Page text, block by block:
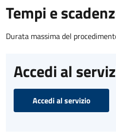
Tempi e
Durata massima del
Accedi al
Accedi al servizio